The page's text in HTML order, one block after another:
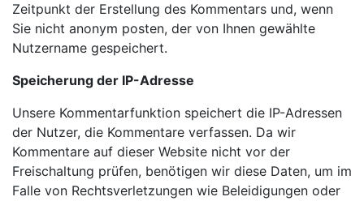
Zeitpunkt der Erstellung des Kommentars und, wenn
Sie nicht anonym posten, der von Ihnen gewählte
Nutzername gespeichert.
Speicherung der IP-Adresse
Unsere Kommentarfunktion speichert die IP-Adressen
der Nutzer, die Kommentare verfassen. Da wir
Kommentare auf dieser Website nicht vor der
Freischaltung prüfen, benötigen wir diese Daten, um im
Falle von Rechtsverletzungen wie Beleidigungen oder